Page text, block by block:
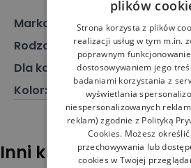
Marka
Nike
Rodzaj
Odzież, Spodnie
Dla kogo
Dla niej
Kolor: Różowy
Inni klienci sprawdzali
plików
Strona korzysta z plików
realizacji usług w tym m.in.
poprawnym
dostosowywaniem jego
badaniami korzystania z
wyświetlania
niespersonalizowanych
reklam) zgodnie z Polityką
Cookies. Możesz
przechowywania lub
cookies w Twojej